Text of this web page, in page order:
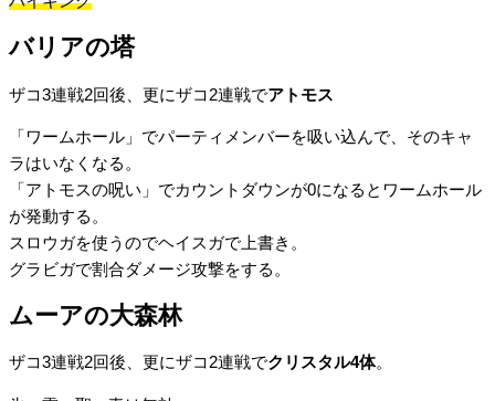
バリアの塔
ザコ3連戦2回後、更にザコ2連戦でアトモス
「ワームホール」でパーティメンバーを吸い込んで、そのキャ
ラはいなくなる。
「アトモスの呪い」でカウントダウンが0になるとワームホール
が発動する。
スロウガを使うのでヘイスガで上書き。
グラビガで割合ダメージ攻撃をする。
ムーアの大森林
ザコ3連戦2回後、更にザコ2連戦でクリスタル4体。